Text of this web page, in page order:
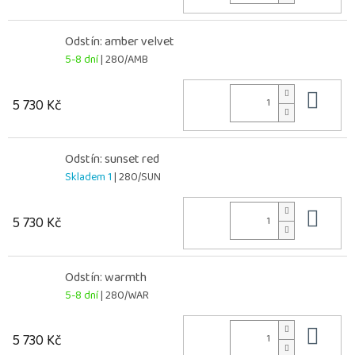
Odstín: amber velvet
5-8 dní| 280/AMB
5 730 Kč
Odstín: sunset red
Skladem 1| 280/SUN
5 730 Kč
Odstín: warmth
5-8 dní| 280/WAR
5 730 Kč